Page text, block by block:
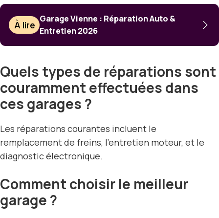
À lire
Garage Vienne : Réparation Auto &
Entretien 2026
Quels types de réparations sont
couramment effectuées dans
ces garages ?
Les réparations courantes incluent le
remplacement de freins, l’entretien moteur, et le
diagnostic électronique.
Comment choisir le meilleur
garage ?